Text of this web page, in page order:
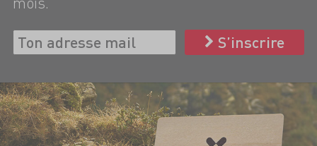
S’inscrire